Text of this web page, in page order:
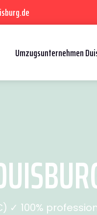
Umzugsunternehmen
✓ 100%